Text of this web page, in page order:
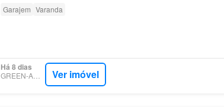
Garajem Varanda
Há 8 dias
GREEN-ACRES Ver imóvel